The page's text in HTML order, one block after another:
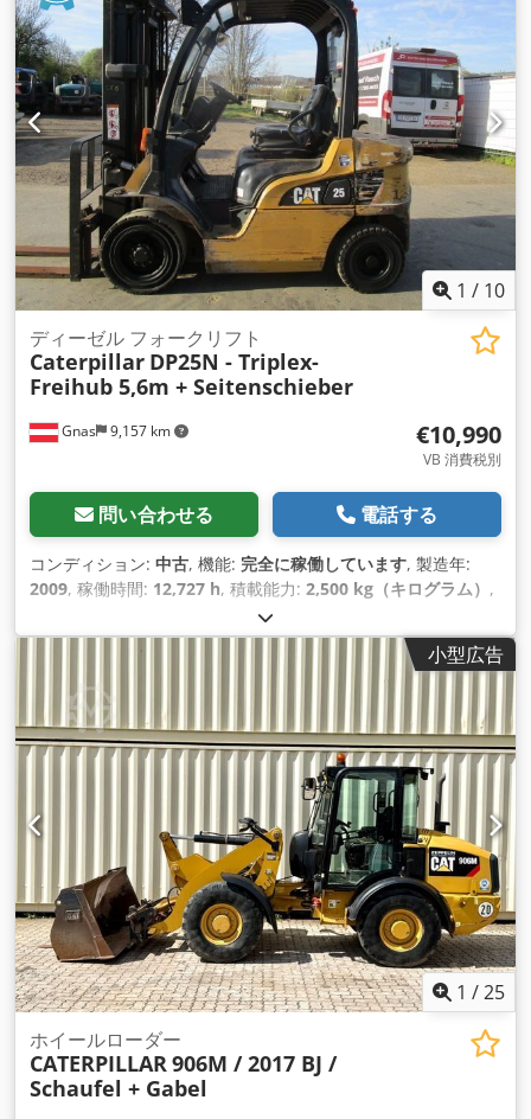
1 / 10
Gnas 9,157 km
ディーゼル フォークリフト
Caterpillar DP25N - Triplex-
Freihub 5,6m + Seitenschieber
€10,990
VB 消費税別
問い合わせる 電話する
コンディション: 中古, 機能: 完全に稼働しています, 製造年:
2009, 稼働時間: 12,727 h, 積載能力: 2,500 kg（キログラム） ,
ディーゼル
レックス, 建設高:2,370 mm, 出力:38 キロワット (51.67 馬
小型広告
1 /25
ホイールローダー
CATERPILLAR906M / 2017 BJ /
Schaufel + Gabel